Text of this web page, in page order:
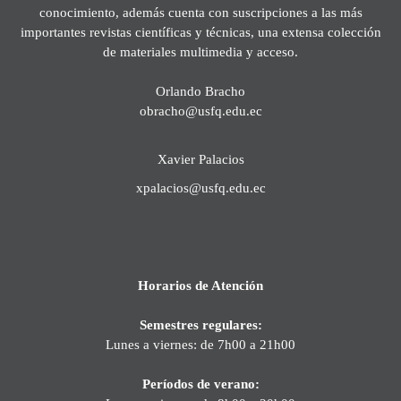
conocimiento, además cuenta con suscripciones a las más
importantes revistas científicas y técnicas, una extensa colección
de materiales multimedia y acceso.
Orlando Bracho
obracho@usfq.edu.ec
Xavier Palacios
xpalacios@usfq.edu.ec
Horarios de Atención
Semestres regulares:
Lunes a viernes: de 7h00 a 21h00
Períodos de verano: